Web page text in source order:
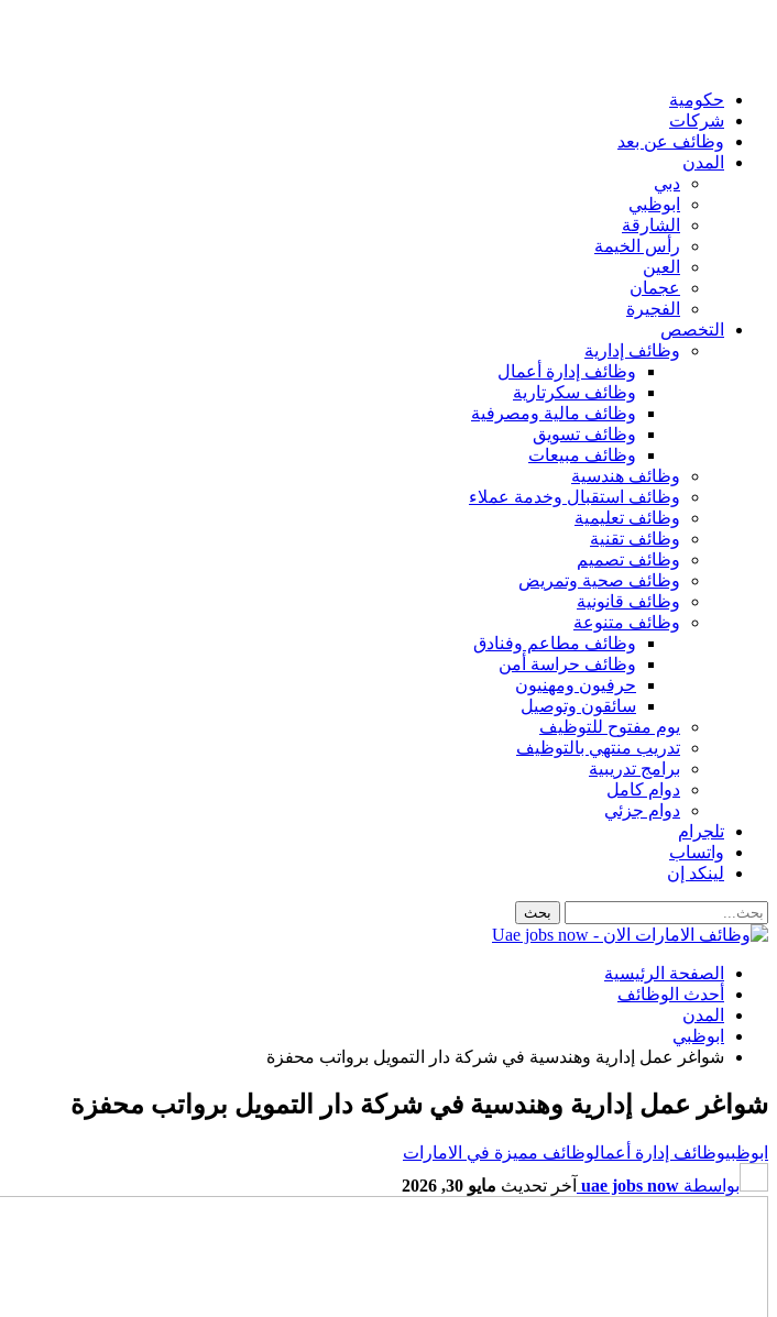
حكومية
شركات
وظائف عن بعد
المدن
دبي
ابوظبي
الشارقة
رأس الخيمة
العين
عجمان
الفجيرة
التخصص
وظائف إدارية
وظائف إدارة أعمال
وظائف سكرتارية
وظائف مالية ومصرفية
وظائف تسويق
وظائف مبيعات
وظائف هندسية
وظائف استقبال وخدمة عملاء
وظائف تعليمية
وظائف تقنية
وظائف تصميم
وظائف صحية وتمريض
وظائف قانونية
وظائف متنوعة
وظائف مطاعم وفنادق
وظائف حراسة أمن
حرفيون ومهنيون
سائقون وتوصيل
يوم مفتوح للتوظيف
تدريب منتهي بالتوظيف
برامج تدريبية
دوام كامل
دوام جزئي
تلجرام
واتساب
لينكد إن
الصفحة الرئيسية
أحدث الوظائف
المدن
ابوظبي
شواغر عمل إدارية وهندسية في شركة دار التمويل برواتب محفزة
شواغر عمل إدارية وهندسية في شركة دار التمويل برواتب محفزة
ابوظبيوظائف إدارة أعمالوظائف مميزة في الامارات
بواسطة uae jobs now آخر تحديث مايو 30, 2026